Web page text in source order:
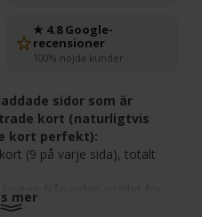
★ 4.8 Google-
recensioner
100% nöjda kunder
sidor som är
kort (naturligtvis
kort perfekt):
(9 på varje sida), totalt
från sidan istället för
minskar slitaget på
mer